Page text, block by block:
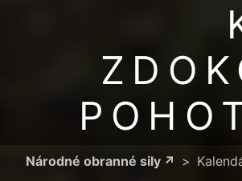
Národné obranné sily